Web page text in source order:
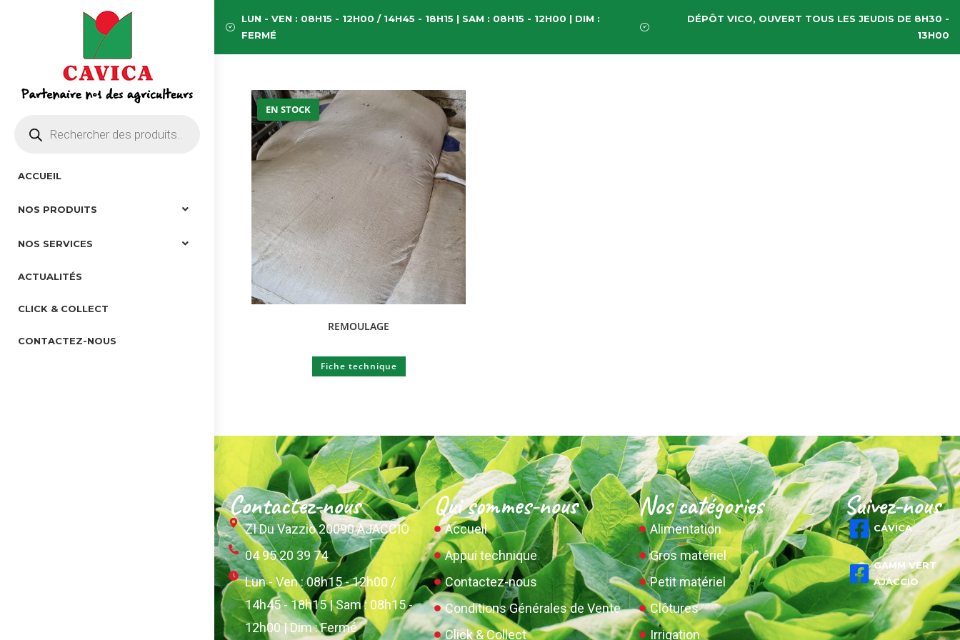
ACCUEIL
NOS PRODUITS
NOS SERVICES
ACTUALITÉS
CLICK & COLLECT
CONTACTEZ-NOUS
LUN - VEN : 08H15 - 12H00 / 14H45 - 18H15 | SAM : 08H15 - 12H00 | DIM :
FERMÉ
DÉPÔT VICO, OUVERT TOUS LES JEUDIS DE 8H30 -
13H00
EN STOCK
REMOULAGE
Fiche technique
Contactez-nous
ZI Du Vazzio 20090 AJACCIO
04 95 20 39 74
Lun - Ven : 08h15 - 12h00 /
14h45 - 18h15 | Sam : 08h15 -
12h00 | Dim : Fermé
Qui sommes-nous
Accueil
Appui technique
Contactez-nous
Conditions Générales de Vente
Click & Collect
Nos catégories
Alimentation
Gros matériel
Petit matériel
Clôtures
Irrigation
Suivez-nous
CAVICA
GAMM VERT
AJACCIO